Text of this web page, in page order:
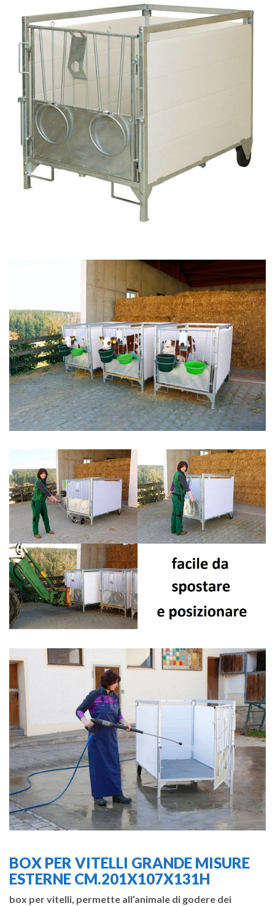
BOX PER VITELLI GRANDE MISURE
ESTERNE CM.201X107X131H
box per vitelli, permette all’animale di godere dei